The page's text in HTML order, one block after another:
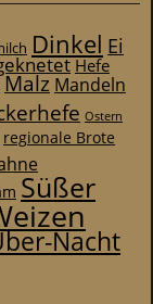
Dinkel Ei
Hefe
Malz Mandeln
Ostern
regionale Brote
Süßer
Nacht